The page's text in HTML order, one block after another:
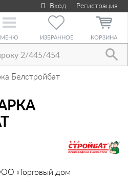
Вход Регистрация
Toggle
МЕНЮ ИЗБРАННОЕ КОРЗИНА
Белстройбат
«Торговый дом